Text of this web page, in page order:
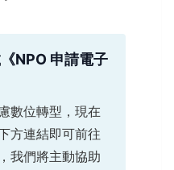
NPO 申請電子
數位轉型，現在
方連結即可前往
我們將主動協助